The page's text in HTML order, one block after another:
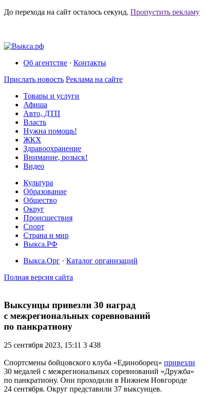
До перехода на сайт осталось секунд. Пропустить рекламу
Об агентстве · Контакты
Прислать новость Реклама на сайте
Товары и услуги
Афиша
Авто, ДТП
Власть
Нужна помощь!
ЖКХ
Здравоохранение
Внимание, розыск!
Видео
Культура
Образование
Общество
Округ
Происшествия
Спорт
Страна и мир
Выкса.РФ
Выкса.Орг · Каталог организаций
Полная версия сайта
Выксунцы привезли 30 наград
с межрегиональных соревнований
по панкратиону
25 сентября 2023, 15:11 3 438
Спортсмены бойцовского клуба «Единоборец» привезли
30 медалей с межрегиональных соревнований «Дружба»
по панкратиону. Они проходили в Нижнем Новгороде
24 сентября. Округ представили 37 выксунцев.